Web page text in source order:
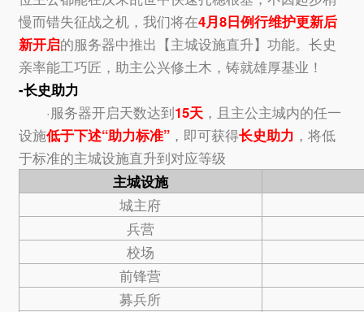
慢而错失征战之机，我们将在4月8日例行维护更新后
新开启的服务器中推出【主城设施直升】功能。长史
亲率能工巧匠，助主公兴修土木，铸就雄厚基业！
-长史助力
·服务器开启天数达到15天，且主公主城内的任一
设施低于下述“助力标准”，即可获得长史助力 ，将低
于标准的主城设施直升到对应等级
主城设施
城主府
兵营
校场
前锋营
募兵所